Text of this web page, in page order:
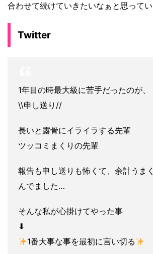
合わせて続けていきたいなぁと思ってい
Twitter
1年目の時最大級に苦手だったのが、
\\申し送り//
長いと露骨にイライラする先輩
ツッコミまくりの先輩
報告も申し送りも怖くて、余計うま
んでました…
そんな私が心掛けてやった事
⬇︎
1番大事な事を最初に言い切る